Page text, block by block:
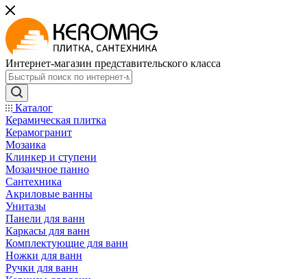
Интернет-магазин представительского класса
Каталог
Керамическая плитка
Керамогранит
Мозаика
Клинкер и ступени
Мозаичное панно
Сантехника
Акриловые ванны
Унитазы
Панели для ванн
Каркасы для ванн
Комплектующие для ванн
Ножки для ванн
Ручки для ванн